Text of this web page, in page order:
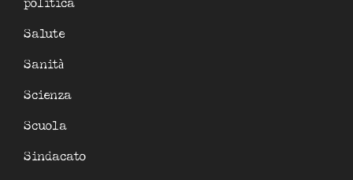
politica
Salute
Sanità
Scienza
Scuola
Sindacato